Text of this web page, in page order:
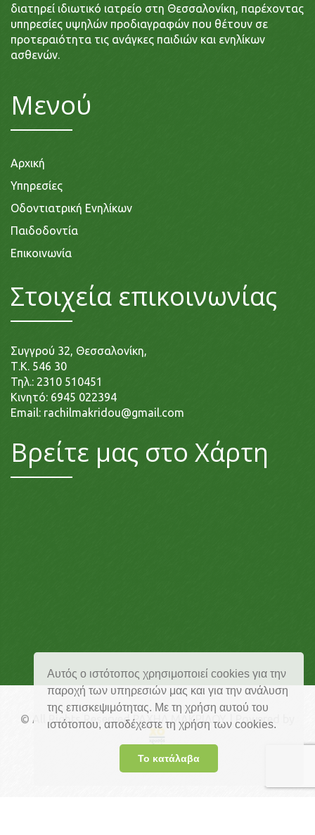
Αυτός ο ιστότοπος χρησιμοποιεί cookies για την
παροχή των υπηρεσιών μας και για την ανάλυση
της επισκεψιμότητας. Με τη χρήση αυτού του
ιστότοπου, αποδέχεστε τη χρήση των cookies.
Το κατάλαβα
διατηρεί ιδιωτικό ιατρείο στη Θεσσαλονίκη, παρέχοντας
υπηρεσίες υψηλών προδιαγραφών που θέτουν σε
προτεραιότητα τις ανάγκες παιδιών και ενηλίκων
ασθενών.
Μενού
Αρχική
Υπηρεσίες
Οδοντιατρική Ενηλίκων
Παιδοδοντία
Επικοινωνία
Στοιχεία επικοινωνίας
Συγγρού 32, Θεσσαλονίκη,
Τ.Κ. 546 30
Τηλ.: 2310 510451
Κινητό: 6945 022394
Email: rachilmakridou@gmail.com
Βρείτε μας στο Χάρτη
© All Rights Reserved ΡΑΧΗΛ ΜΑΚΡΙΔΟΥ | Powered by